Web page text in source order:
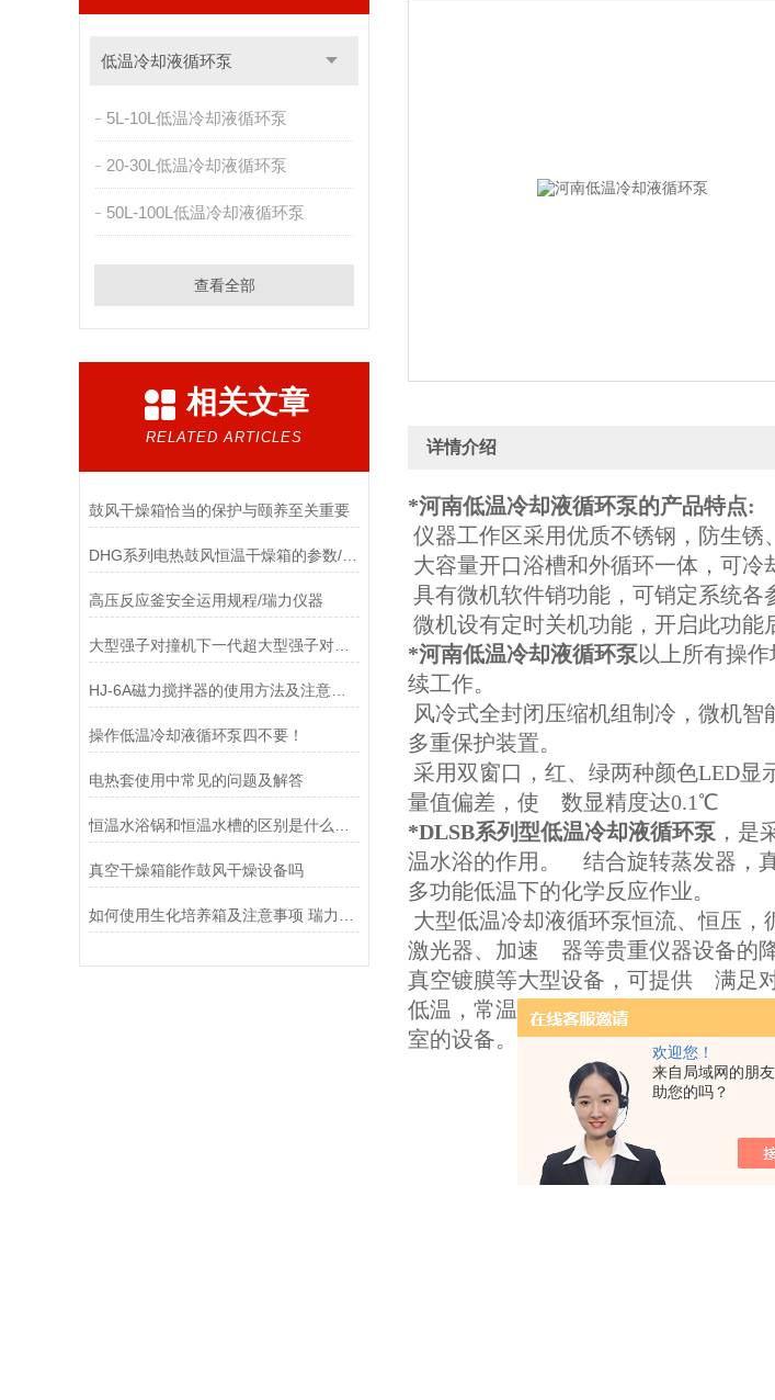
欢迎您！
来自局域网的朋
助您的吗？
低温冷却液循环泵
5L-10L低温冷却液循环泵
20-30L低温冷却液循环泵
50L-100L低温冷却液循环泵
查看全部
相关文章
RELATED ARTICLES
鼓风干燥箱恰当的保护与颐养至关重要
DHG系列电热鼓风恒温干燥箱的参数/瑞力仪器
高压反应釜安全运用规程/瑞力仪器
大型强子对撞机下一代超大型强子对撞器的入射能量需添加
HJ-6A磁力搅拌器的使用方法及注意事项
操作低温冷却液循环泵四不要！
电热套使用中常见的问题及解答
真空干燥箱能作鼓风干燥设备吗
详情介绍
*河南低温冷却液循环泵的产品特点:
仪器工作区采用优质不锈钢，防生锈
大容量开口浴槽和外循环一体，可冷
具有微机软件销功能，可销定系统各
微机设有定时关机功能，开启此功能
*河南低温冷却液循环泵以上所有操
续工作。
风冷式全封闭压缩机组制冷，微机
多重保护装置。
采用双窗口，红、绿两种颜色LED
量值偏差，使 数显精度达0.1℃
*DLSB系列型低温冷却液循环泵 ，是
温水浴的作用。 结合旋转蒸发器，
多功能低温下的化学反应作业。
大型低温冷却液循环泵恒流、恒压，
激光器、加速 器等贵重仪器设备的
真空镀膜等大型设备，可提供 满足
低温，常温条件下工作的，是食品
室的设备。